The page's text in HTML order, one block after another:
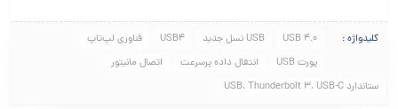
کلیدواژه : USB 4.0 USB نسل جدید USB4
فناوری لپ‌تاپ
پورت USB
انتقال داده پرسرعت
اتصال مانیتور
ستاندارد USB، Thunderbolt 3، USB-C